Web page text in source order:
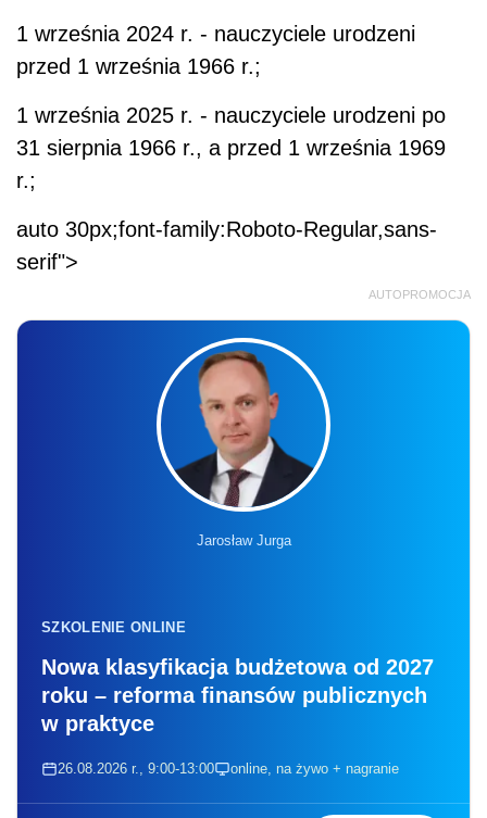
1 września 2024 r. - nauczyciele urodzeni
przed 1 września 1966 r.;
1 września 2025 r. - nauczyciele urodzeni po
31 sierpnia 1966 r., a przed 1 września 1969
r.;
auto 30px;font-family:Roboto-Regular,sans-
serif">
AUTOPROMOCJA
Jarosław Jurga
SZKOLENIE ONLINE
Nowa klasyfikacja budżetowa od 2027
roku – reforma finansów publicznych
w praktyce
26.08.2026 r., 9:00-13:00 online, na żywo + nagranie